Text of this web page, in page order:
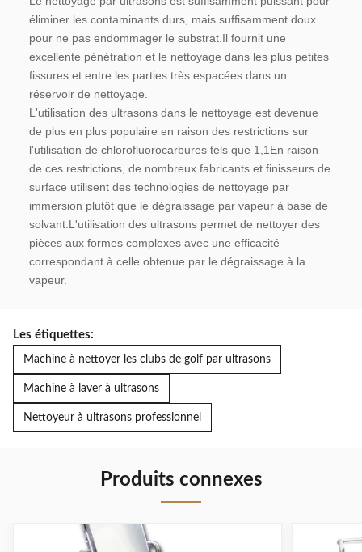
éliminer les contaminants durs, mais suffisamment doux
pour ne pas endommager le substrat.Il fournit une
excellente pénétration et le nettoyage dans les plus petites
fissures et entre les parties très espacées dans un
réservoir de nettoyage.
L'utilisation des ultrasons dans le nettoyage est devenue
de plus en plus populaire en raison des restrictions sur
l'utilisation de chlorofluorocarbures tels que 1,1En raison
de ces restrictions, de nombreux fabricants et finisseurs de
surface utilisent des technologies de nettoyage par
immersion plutôt que le dégraissage par vapeur à base de
solvant.L'utilisation des ultrasons permet de nettoyer des
pièces aux formes complexes avec une efficacité
correspondant à celle obtenue par le dégraissage à la
vapeur.
Les étiquettes:
Machine à nettoyer les clubs de golf par ultrasons
Machine à laver à ultrasons
Nettoyeur à ultrasons professionnel
Produits connexes